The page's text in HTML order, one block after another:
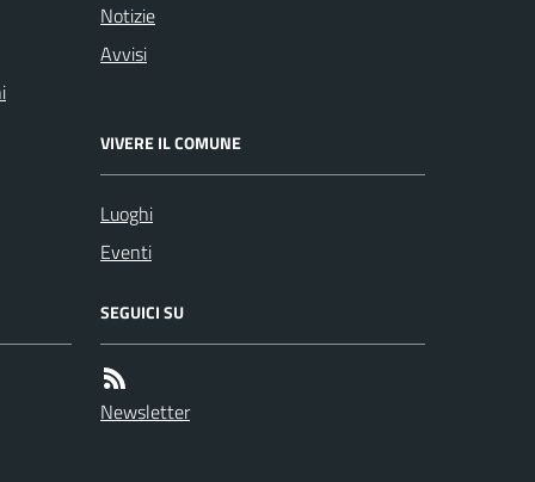
Notizie
Avvisi
VIVERE IL COMUNE
Luoghi
Eventi
SEGUICI SU
Newsletter